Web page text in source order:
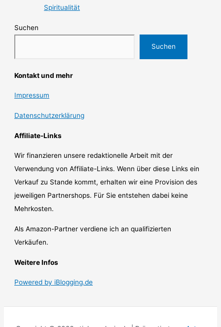
Spiritualität
Suchen
Suchen
Kontakt und mehr
Impressum
Datenschutzerklärung
Affiliate-Links
Wir finanzieren unsere redaktionelle Arbeit mit der
Verwendung von Affiliate-Links. Wenn über diese Links ein
Verkauf zu Stande kommt, erhalten wir eine Provision des
jeweiligen Partnershops. Für Sie entstehen dabei keine
Mehrkosten.
Als Amazon-Partner verdiene ich an qualifizierten
Verkäufen.
Weitere Infos
Powered by iBlogging.de